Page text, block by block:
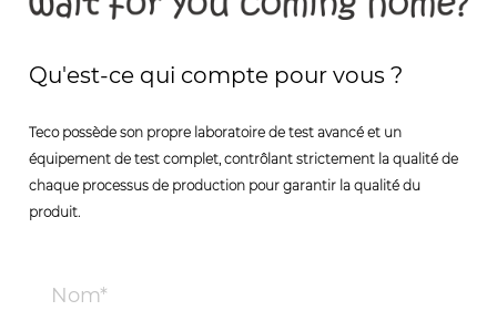
Qu'est-ce qui compte pour vous ?
Teco possède son propre laboratoire de test avancé et un
équipement de test complet, contrôlant strictement la qualité de
chaque processus de production pour garantir la qualité du
produit.